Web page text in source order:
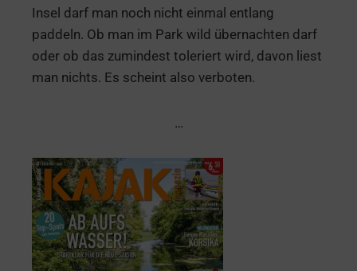
Insel darf man noch nicht einmal entlang
paddeln. Ob man im Park wild übernachten darf
oder ob das zumindest toleriert wird, davon liest
man nichts. Es scheint also verboten.
…